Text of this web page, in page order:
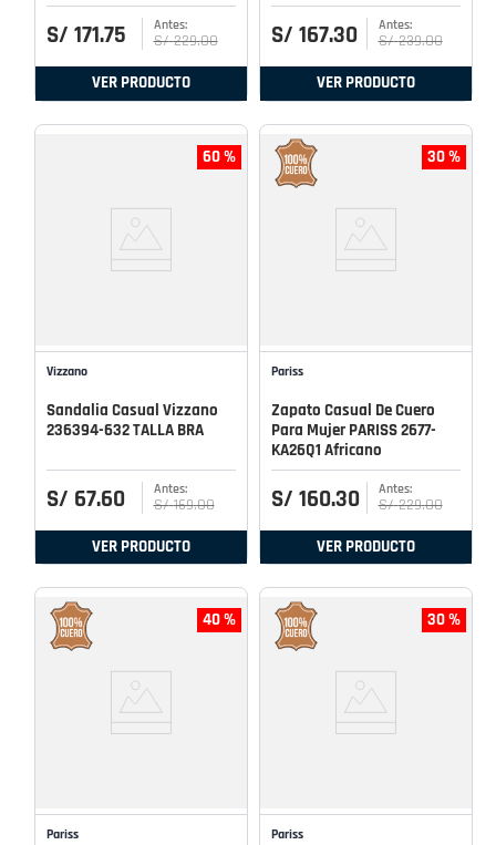
S/ 171.75 S/ 229.00
VER PRODUCTO
S/ 167.30 S/ 239.00
VER PRODUCTO
60 %
Vizzano
Sandalia Casual Vizzano
236394-632 TALLA BRA
S/ 67.60 S/ 169.00
VER PRODUCTO
30 %
Pariss
Zapato Casual De Cuero
Para Mujer PARISS 2677-
KA26Q1 Africano
S/ 160.30 S/ 229.00
VER PRODUCTO
40 %
Pariss
30 %
Pariss